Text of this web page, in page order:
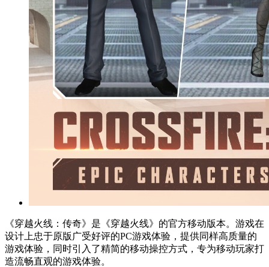
《穿越火线：传奇》是《穿越火线》的官方移动版本。游戏在
设计上忠于原版广受好评的PC游戏体验，提供同样高质量的
游戏体验，同时引入了精简的移动操控方式，专为移动玩家打
造流畅直观的游戏体验。